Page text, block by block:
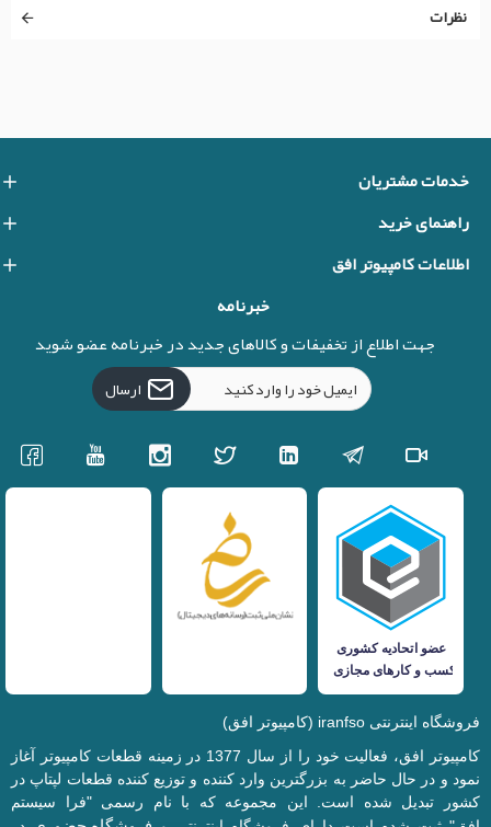
نظرات
خدمات مشتریان
راهنمای خرید
اطلاعات کامپیوتر افق
خبرنامه
جهت اطلاع از تخفیفات و کالاهای جدید در خبرنامه عضو شوید
ارسال
فروشگاه اینترنتی iranfso (کامپیوتر افق)
کامپیوتر افق، فعالیت خود را از سال 1377 در زمینه قطعات کامپیوتر آغاز
نمود و در حال حاضر به بزرگترین وارد کننده و توزیع کننده قطعات لپتاپ در
کشور تبدیل شده است. این مجموعه که با نام رسمی "فرا سیستم